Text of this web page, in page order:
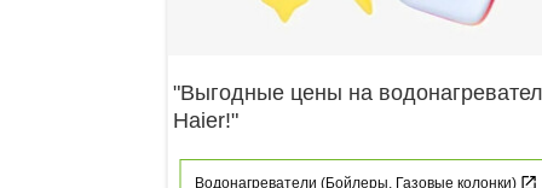
"Выгодные цены на
Haier!"
Водонагреватели (Бойлеры, Газовые колонки)